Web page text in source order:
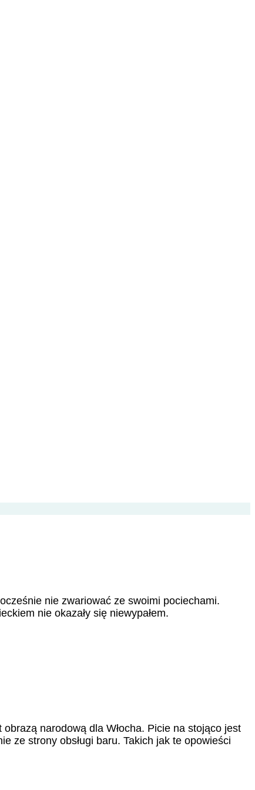
nie zwariować ze swoimi pociechami.
nie okazały się niewypałem.
narodową dla Włocha. Picie na stojąco jest
ze strony obsługi baru. Takich jak te opowieści